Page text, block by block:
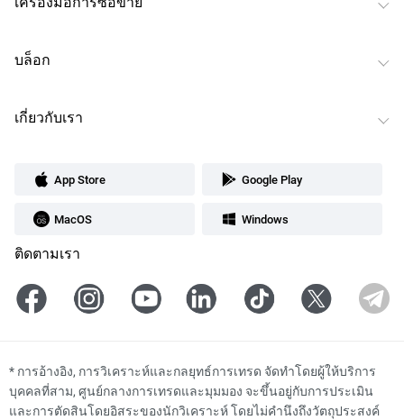
บล็อก
เกี่ยวกับเรา
App Store Google Play
MacOS Windows
ติดตามเรา
* การอ้างอิง, การวิเคราะห์และกลยุทธ์การเทรด จัดทำโดยผู้ให้บริการ
บุคคลที่สาม, ศูนย์กลางการเทรดและมุมมอง จะขึ้นอยู่กับการประเมิน
และการตัดสินโดยอิสระของนักวิเคราะห์ โดยไม่คำนึงถึงวัตถุประสงค์